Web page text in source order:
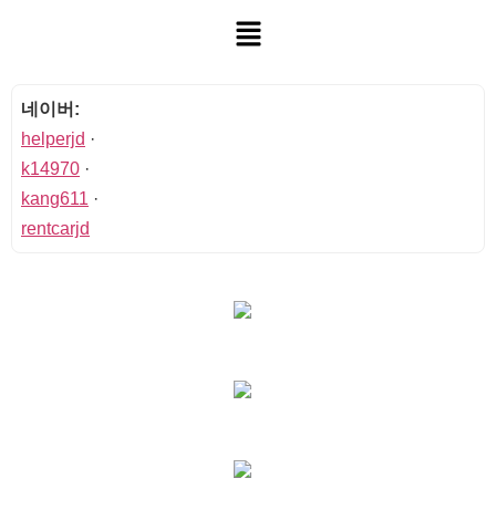
네이버:
helperjd ·
k14970 ·
kang611 ·
rentcarjd